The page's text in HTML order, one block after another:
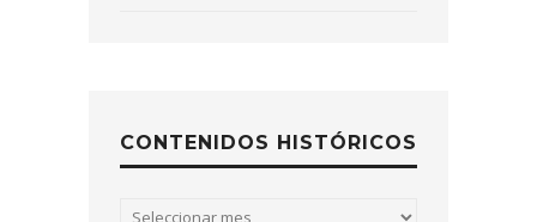
CONTENIDOS HISTÓRICOS
Contenidos